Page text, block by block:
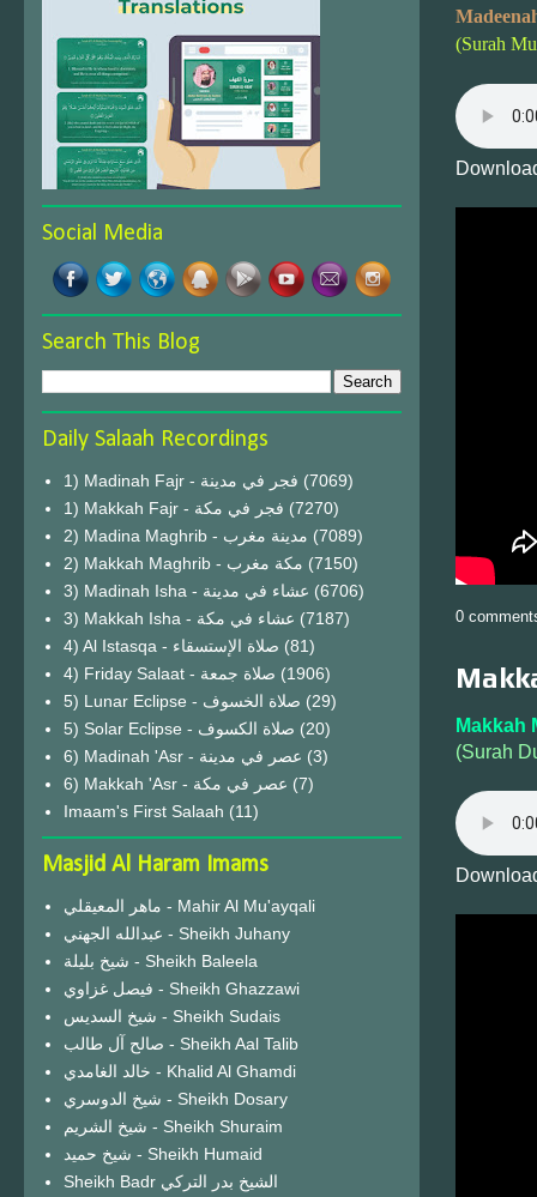
(Surah
0
Makkah
(Surah
Social Media
Search This Blog
Daily Salaah Recordings
1) Madinah Fajr - فجر في مدينة (7069)
1) Makkah Fajr - فجر في مكة (7270)
2) Madina Maghrib - مدينة مغرب (7089)
2) Makkah Maghrib - مكة مغرب (7150)
3) Madinah Isha - عشاء في مدينة (6706)
3) Makkah Isha - عشاء في مكة (7187)
4) Al Istasqa - صلاة الإستسقاء (81)
4) Friday Salaat - صلاة جمعة (1906)
5) Lunar Eclipse - صلاة الخسوف (29)
(20)
6) Madinah 'Asr - عصر في مدينة (3)
6) Makkah 'Asr - عصر في مكة (7)
Imaam's First Salaah (11)
Masjid Al Haram Imams
ماهر المعيقلي - Mahir Al Mu'ayqali
عبدالله الجهني - Sheikh Juhany
شيخ بليلة - Sheikh Baleela
فيصل غزاوي - Sheikh Ghazzawi
شيخ السديس - Sheikh Sudais
صالح آل طالب - Sheikh Aal Talib
خالد الغامدي - Khalid Al Ghamdi
شيخ الدوسري - Sheikh Dosary
شيخ الشريم - Sheikh Shuraim
شيخ حميد - Sheikh Humaid
Sheikh Badr الشيخ بدر التركي